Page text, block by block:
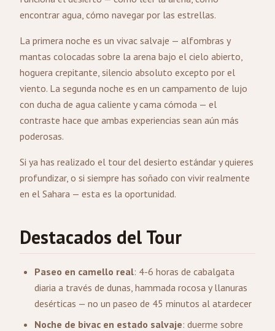
encontrar agua, cómo navegar por las estrellas.
La primera noche es un vivac salvaje — alfombras y
mantas colocadas sobre la arena bajo el cielo abierto,
hoguera crepitante, silencio absoluto excepto por el
viento. La segunda noche es en un campamento de lujo
con ducha de agua caliente y cama cómoda — el
contraste hace que ambas experiencias sean aún más
poderosas.
Si ya has realizado el tour del desierto estándar y quieres
profundizar, o si siempre has soñado con vivir realmente
en el Sahara — esta es la oportunidad.
Destacados del Tour
Paseo en camello real: 4-6 horas de cabalgata
diaria a través de dunas, hammada rocosa y llanuras
desérticas — no un paseo de 45 minutos al atardecer
Noche de bivac en estado salvaje: duerme sobre